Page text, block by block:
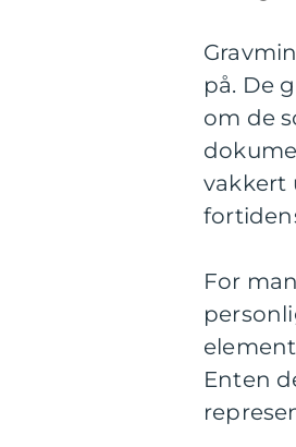
på. De
om de
vakkert
For
Enten